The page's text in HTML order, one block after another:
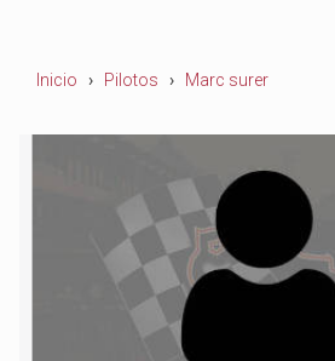
Inicio Pilotos Marc surer